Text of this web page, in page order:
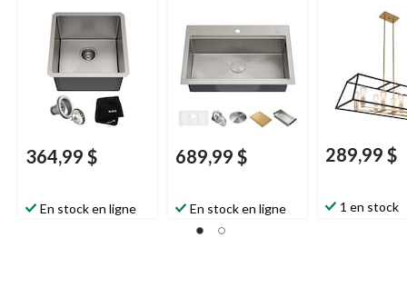
acier inoxydable
364,99 $
En stock en ligne
x 21 x 9 po, acier
inoxydable
689,99 $
En stock en ligne
289,99 $
1 en stock